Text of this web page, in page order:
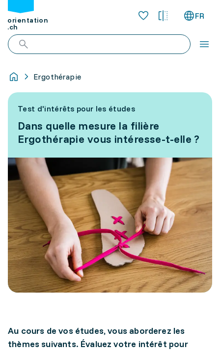
orientation
.ch
FR
Ergothérapie
Test d'intérêts pour les études
Dans quelle mesure la filière
Ergothérapie vous intéresse-t-elle ?
Au cours de vos études, vous aborderez les
thèmes suivants. Évaluez votre intérêt pour